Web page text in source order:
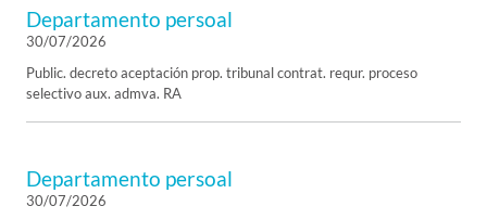
Departamento persoal
30/07/2026
Public. decreto aceptación prop. tribunal contrat. requr. proceso
selectivo aux. admva. RA
Departamento persoal
30/07/2026